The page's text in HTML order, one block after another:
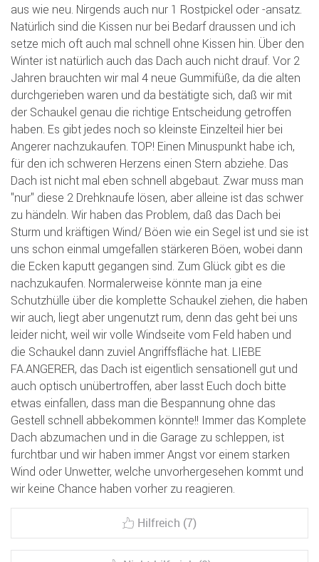
aus wie neu. Nirgends auch nur 1 Rostpickel oder -ansatz.
Natürlich sind die Kissen nur bei Bedarf draussen und ich
setze mich oft auch mal schnell ohne Kissen hin. Über den
Winter ist natürlich auch das Dach auch nicht drauf. Vor 2
Jahren brauchten wir mal 4 neue Gummifüße, da die alten
durchgerieben waren und da bestätigte sich, daß wir mit
der Schaukel genau die richtige Entscheidung getroffen
haben. Es gibt jedes noch so kleinste Einzelteil hier bei
Angerer nachzukaufen. TOP! Einen Minuspunkt habe ich,
für den ich schweren Herzens einen Stern abziehe. Das
Dach ist nicht mal eben schnell abgebaut. Zwar muss man
"nur" diese 2 Drehknaufe lösen, aber alleine ist das schwer
zu händeln. Wir haben das Problem, daß das Dach bei
Sturm und kräftigen Wind/ Böen wie ein Segel ist und sie ist
uns schon einmal umgefallen stärkeren Böen, wobei dann
die Ecken kaputt gegangen sind. Zum Glück gibt es die
nachzukaufen. Normalerweise könnte man ja eine
Schutzhülle über die komplette Schaukel ziehen, die haben
wir auch, liegt aber ungenutzt rum, denn das geht bei uns
leider nicht, weil wir volle Windseite vom Feld haben und
die Schaukel dann zuviel Angriffsfläche hat. LIEBE
FA.ANGERER, das Dach ist eigentlich sensationell gut und
auch optisch unübertroffen, aber lasst Euch doch bitte
etwas einfallen, dass man die Bespannung ohne das
Gestell schnell abbekommen könnte!! Immer das Komplete
Dach abzumachen und in die Garage zu schleppen, ist
furchtbar und wir haben immer Angst vor einem starken
Wind oder Unwetter, welche unvorhergesehen kommt und
wir keine Chance haben vorher zu reagieren.
Hilfreich (7)